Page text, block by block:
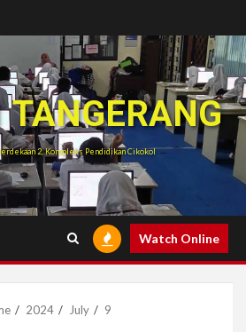
2, Kompleks Pendidikan Cikokol
Watch Online
2024 July 9